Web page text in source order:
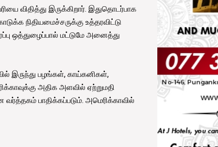
விதித்து இருக்கிறார். இதுதொடர்பாக
நிதியமைச்சருக்கு உத்தரவிட்டு
ஒத்துழைப்பால் மட்டுமே அனைத்து
இருந்து பழங்கள், காய்கனிகள்,
அதிக அளவில் ஏற்றுமதி
பாதிக்கப்படும். அமெரிக்காவில்